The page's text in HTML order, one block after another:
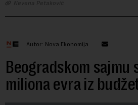
Nevena Petaković
Autor: Nova Ekonomija
Beogradskom sajmu
miliona evra iz